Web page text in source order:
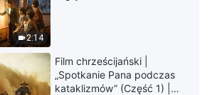
przeciwności losu
Chrześcijańskie świadectwa z
doświadczenia, odc. 758: Jak
traktować życzliwość
wychowania przez rodziców
2:14
Film chrześcijański |
„Spotkanie Pana podczas
kataklizmów” (Część 1) |